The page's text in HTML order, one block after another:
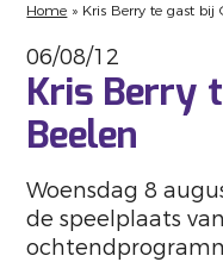
Home » Kris Berry te gast bij
06/08/12
Kris Berry
Beelen
Woensdag 8
de speelplaats